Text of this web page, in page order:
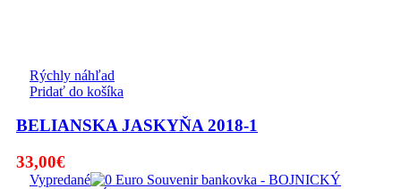
Rýchly náhľad
Pridať do košíka
BELIANSKA JASKYŇA 2018-1
33,00€
Vypredané